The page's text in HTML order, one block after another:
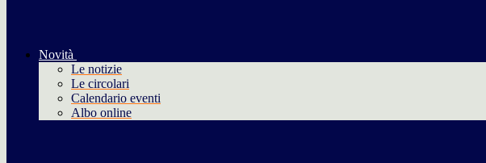
Novità
Le notizie
Le circolari
Calendario eventi
Albo online